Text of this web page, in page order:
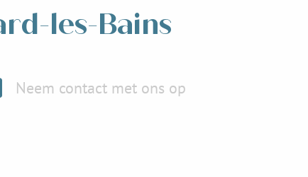
les-Bains
Neem contact met ons op